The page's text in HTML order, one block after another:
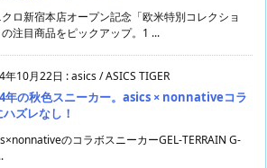
ロ新宿本店オープン記念「欧米特別コレクショ
注目商品をピックアップ。1 ...
年10月22日 :asics / ASICS TIGER
年の秋色スニーカー。asics × nonnativeコラ
ズレなし！
のコラボスニーカーGEL-TERRAIN G-